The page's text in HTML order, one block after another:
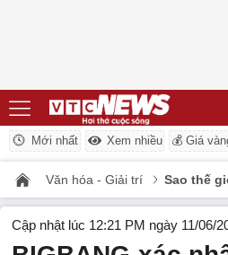
Mới nhất Xem nhiều 💰 Giá
Văn hóa - Giải trí Sao thế
Cập nhật lúc 12:21 PM ngày 11/06/